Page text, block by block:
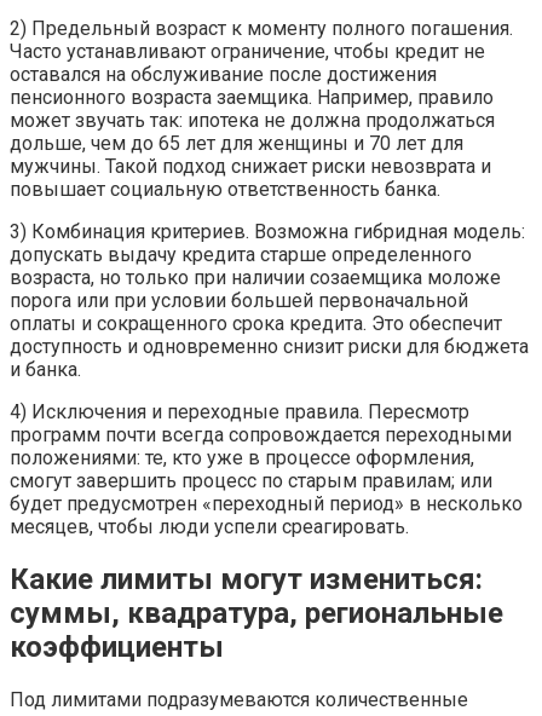
2) Предельный возраст к моменту полного погашения.
Часто устанавливают ограничение, чтобы кредит не
оставался на обслуживание после достижения
пенсионного возраста заемщика. Например, правило
может звучать так: ипотека не должна продолжаться
дольше, чем до 65 лет для женщины и 70 лет для
мужчины. Такой подход снижает риски невозврата и
повышает социальную ответственность банка.
3) Комбинация критериев. Возможна гибридная модель:
допускать выдачу кредита старше определенного
возраста, но только при наличии созаемщика моложе
порога или при условии большей первоначальной
оплаты и сокращенного срока кредита. Это обеспечит
доступность и одновременно снизит риски для бюджета
и банка.
4) Исключения и переходные правила. Пересмотр
программ почти всегда сопровождается переходными
положениями: те, кто уже в процессе оформления,
смогут завершить процесс по старым правилам; или
будет предусмотрен «переходный период» в несколько
месяцев, чтобы люди успели среагировать.
Какие лимиты могут измениться:
суммы, квадратура, региональные
коэффициенты
Под лимитами подразумеваются количественные